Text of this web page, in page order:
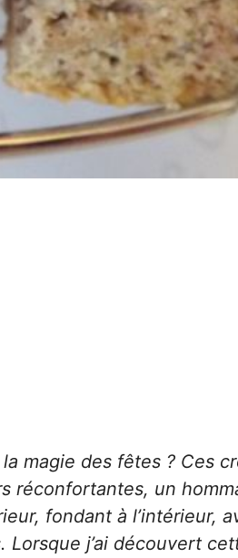
magie des fêtes ? Ces
réconfortantes, un
fondant à l’intérieur,
j’ai découvert